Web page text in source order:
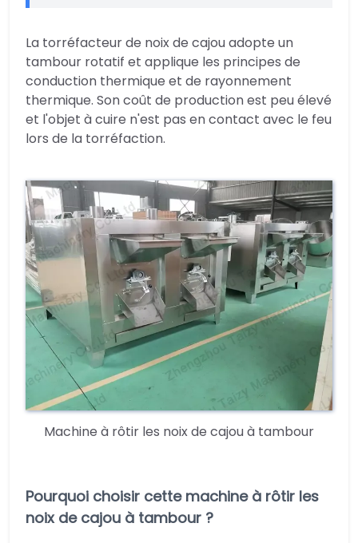
La torréfacteur de noix de cajou adopte un
tambour rotatif et applique les principes de
conduction thermique et de rayonnement
thermique. Son coût de production est peu élevé
et l'objet à cuire n'est pas en contact avec le feu
lors de la torréfaction.
Machine à rôtir les noix de cajou à tambour
Pourquoi choisir cette machine à rôtir les
noix de cajou à tambour ?